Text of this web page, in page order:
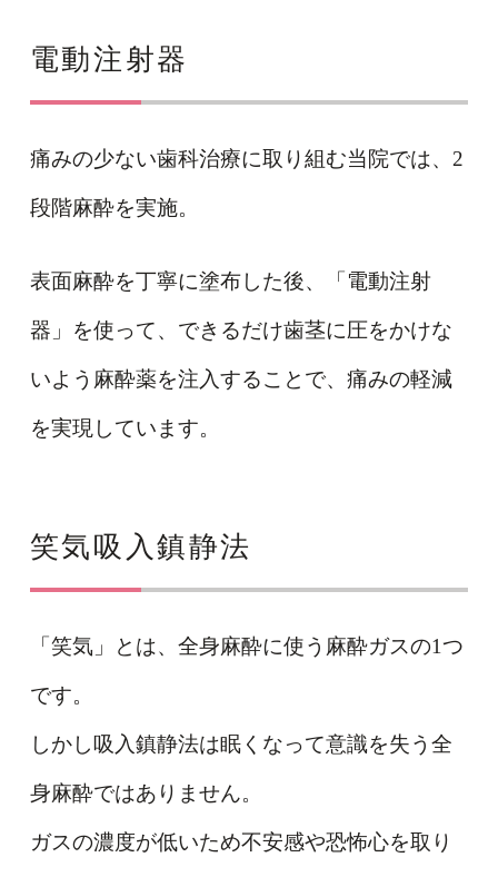
電動注射器
痛みの少ない歯科治療に取り組む当院では、2
段階麻酔を実施。
表面麻酔を丁寧に塗布した後、「電動注射
器」を使って、できるだけ歯茎に圧をかけな
いよう麻酔薬を注入することで、痛みの軽減
を実現しています。
笑気吸入鎮静法
「笑気」とは、全身麻酔に使う麻酔ガスの1つ
です。
しかし吸入鎮静法は眠くなって意識を失う全
身麻酔ではありません。
ガスの濃度が低いため不安感や恐怖心を取り